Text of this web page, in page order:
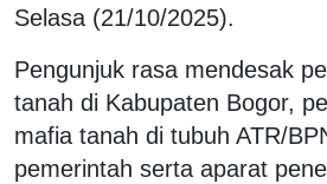
Selasa (21/10/2025).
Pengunjuk rasa mendesak
tanah di Kabupaten Bogor,
mafia tanah di tubuh ATR/
pemerintah serta aparat